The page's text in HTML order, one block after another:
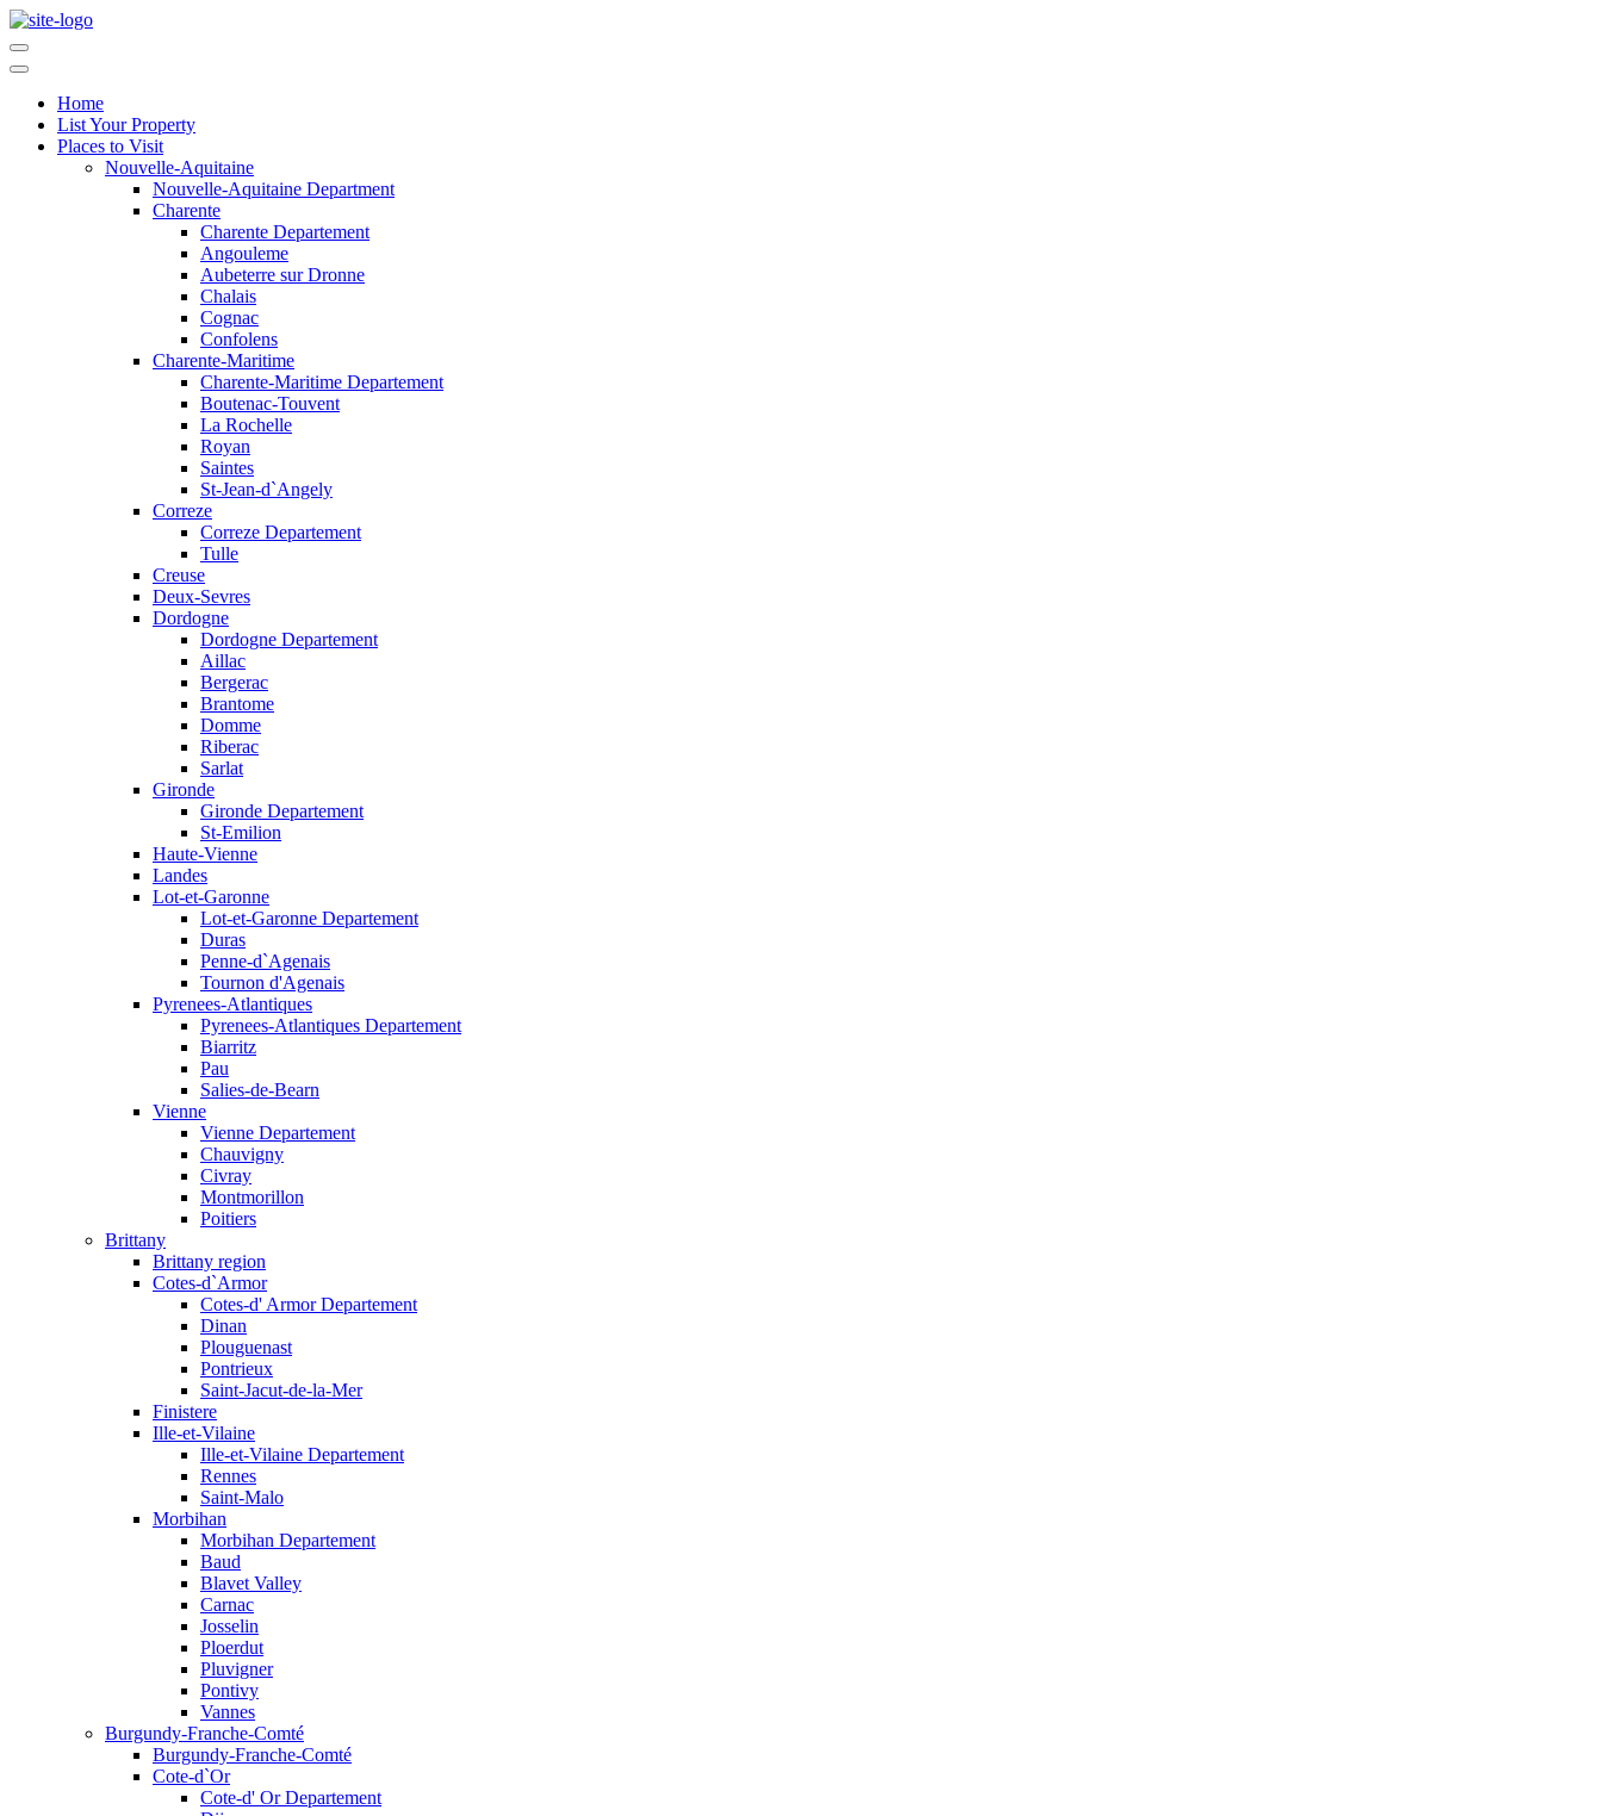
Home
List Your Property
Places to Visit
Nouvelle-Aquitaine
Nouvelle-Aquitaine Department
Charente
Charente Departement
Angouleme
Aubeterre sur Dronne
Chalais
Cognac
Confolens
Charente-Maritime
Charente-Maritime Departement
Boutenac-Touvent
La Rochelle
Royan
Saintes
St-Jean-d`Angely
Correze
Correze Departement
Tulle
Creuse
Deux-Sevres
Dordogne
Dordogne Departement
Aillac
Bergerac
Brantome
Domme
Riberac
Sarlat
Gironde
Gironde Departement
St-Emilion
Haute-Vienne
Landes
Lot-et-Garonne
Lot-et-Garonne Departement
Duras
Penne-d`Agenais
Tournon d'Agenais
Pyrenees-Atlantiques
Pyrenees-Atlantiques Departement
Biarritz
Pau
Salies-de-Bearn
Vienne
Vienne Departement
Chauvigny
Civray
Montmorillon
Poitiers
Brittany
Brittany region
Cotes-d`Armor
Cotes-d' Armor Departement
Dinan
Plouguenast
Pontrieux
Saint-Jacut-de-la-Mer
Finistere
Ille-et-Vilaine
Ille-et-Vilaine Departement
Rennes
Saint-Malo
Morbihan
Morbihan Departement
Baud
Blavet Valley
Carnac
Josselin
Ploerdut
Pluvigner
Pontivy
Vannes
Burgundy-Franche-Comté
Burgundy-Franche-Comté
Cote-d`Or
Cote-d' Or Departement